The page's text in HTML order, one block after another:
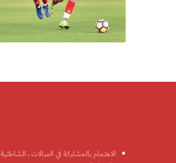
الاهتمام بالمشاركة في الصالات ، الشاطئية